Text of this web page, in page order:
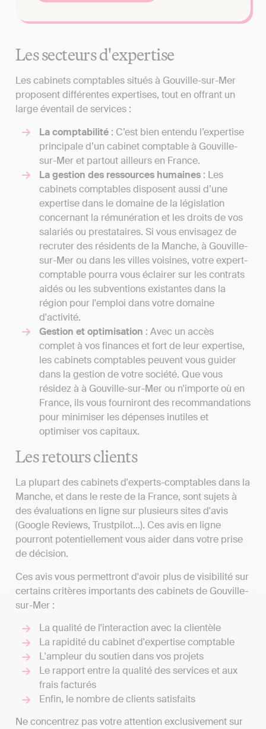
Les secteurs d'expertise
Les cabinets comptables situés à Gouville-sur-Mer
proposent différentes expertises, tout en offrant un
large éventail de services :
La comptabilité : C’est bien entendu l’expertise
principale d’un cabinet comptable à Gouville-
sur-Mer et partout ailleurs en France.
La gestion des ressources humaines : Les
cabinets comptables disposent aussi d’une
expertise dans le domaine de la législation
concernant la rémunération et les droits de vos
salariés ou prestataires. Si vous envisagez de
recruter des résidents de la Manche, à Gouville-
sur-Mer ou dans les villes voisines, votre expert-
comptable pourra vous éclairer sur les contrats
aidés ou les subventions existantes dans la
région pour l'emploi dans votre domaine
d'activité.
Gestion et optimisation : Avec un accès
complet à vos finances et fort de leur expertise,
les cabinets comptables peuvent vous guider
dans la gestion de votre société. Que vous
résidez à à Gouville-sur-Mer ou n'importe où en
France, ils vous fourniront des recommandations
pour minimiser les dépenses inutiles et
optimiser vos capitaux.
Les retours clients
La plupart des cabinets d'experts-comptables dans la
Manche, et dans le reste de la France, sont sujets à
des évaluations en ligne sur plusieurs sites d'avis
(Google Reviews, Trustpilot...). Ces avis en ligne
pourront potentiellement vous aider dans votre prise
de décision.
Ces avis vous permettront d'avoir plus de visibilité sur
certains critères importants des cabinets de Gouville-
sur-Mer :
La qualité de l'interaction avec la clientèle
La rapidité du cabinet d'expertise comptable
L'ampleur du soutien dans vos projets
Le rapport entre la qualité des services et aux
frais facturés
Enfin, le nombre de clients satisfaits
Ne concentrez pas votre attention exclusivement sur